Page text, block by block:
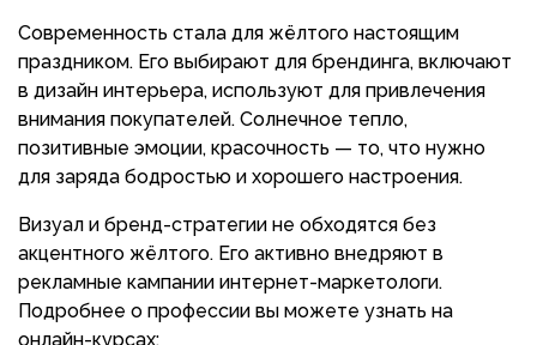
Современность стала для жёлтого настоящим
праздником. Его выбирают для брендинга, включают
в дизайн интерьера, используют для привлечения
внимания покупателей. Солнечное тепло,
позитивные эмоции, красочность — то, что нужно
для заряда бодростью и хорошего настроения.
Визуал и бренд-стратегии не обходятся без
акцентного жёлтого. Его активно внедряют в
рекламные кампании интернет-маркетологи.
Подробнее о профессии вы можете узнать на
онлайн-курсах: